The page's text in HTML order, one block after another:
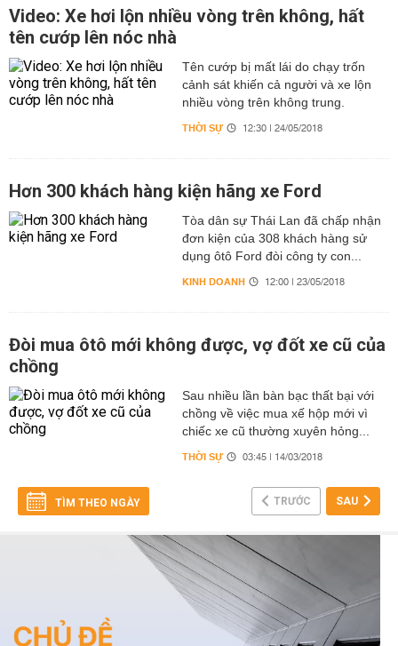
Video: Xe hơi lộn nhiều vòng trên không, hất
tên cướp lên nóc nhà
Tên cướp bị mất lái do chạy trốn
cảnh sát khiến cả người và xe lộn
nhiều vòng trên không trung.
THỜI SỰ 12:30 | 24/05/2018
Hơn 300 khách hàng kiện hãng xe Ford
Tòa dân sự Thái Lan đã chấp nhận
đơn kiện của 308 khách hàng sử
dụng ôtô Ford đòi công ty con...
KINH DOANH 12:00 | 23/05/2018
Đòi mua ôtô mới không được, vợ đốt xe cũ của
chồng
Sau nhiều lần bàn bạc thất bại với
chồng về việc mua xế hộp mới vì
chiếc xe cũ thường xuyên hỏng...
THỜI SỰ 03:45 | 14/03/2018
TÌM THEO NGÀY TRƯỚC SAU